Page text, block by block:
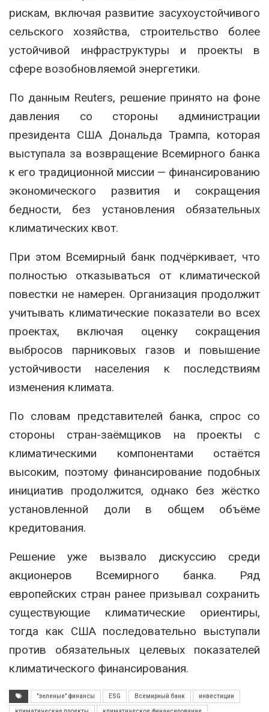
рискам, включая развитие засухоустойчивого
сельского хозяйства, строительство более
устойчивой инфраструктуры и проекты в
сфере возобновляемой энергетики.
По данным Reuters, решение принято на фоне
давления со стороны администрации
президента США Дональда Трампа, которая
выступала за возвращение Всемирного банка
к его традиционной миссии — финансированию
экономического развития и сокращения
бедности, без установления обязательных
климатических квот.
При этом Всемирный банк подчёркивает, что
полностью отказываться от климатической
повестки не намерен. Организация продолжит
учитывать климатические показатели во всех
проектах, включая оценку сокращения
выбросов парниковых газов и повышение
устойчивости населения к последствиям
изменения климата.
По словам представителей банка, спрос со
стороны стран-заёмщиков на проекты с
климатическими компонентами остаётся
высоким, поэтому финансирование подобных
инициатив продолжится, однако без жёстко
установленной доли в общем объёме
кредитования.
Решение уже вызвало дискуссию среди
акционеров Всемирного банка. Ряд
европейских стран ранее призывал сохранить
существующие климатические ориентиры,
тогда как США последовательно выступали
против обязательных целевых показателей
климатического финансирования.
"зеленые" финансы ESG Всемирный банк инвестиции